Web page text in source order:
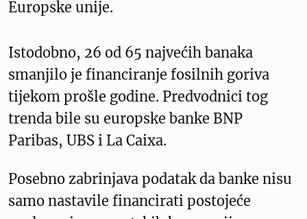
Europske unije.
Istodobno, 26 od 65 najvećih banaka
smanjilo je financiranje fosilnih goriva
tijekom prošle godine. Predvodnici tog
trenda bile su europske banke BNP
Paribas, UBS i La Caixa.
Posebno zabrinjava podatak da banke nisu
samo nastavile financirati postojeće